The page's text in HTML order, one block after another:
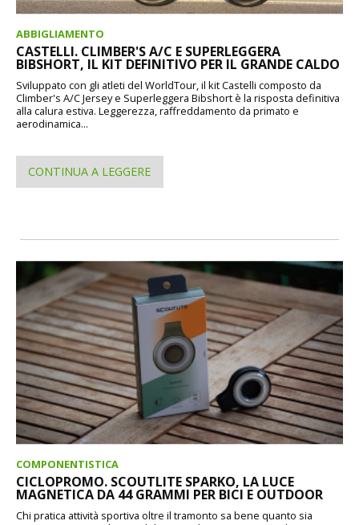
ABBIGLIAMENTO
CASTELLI. CLIMBER'S A/C E SUPERLEGGERA
BIBSHORT, IL KIT DEFINITIVO PER IL GRANDE CALDO
Sviluppato con gli atleti del WorldTour, il kit Castelli composto da
Climber's A/C Jersey e Superleggera Bibshort è la risposta definitiva
alla calura estiva. Leggerezza, raffreddamento da primato e
aerodinamica...
CONTINUA A LEGGERE
COMPONENTISTICA
CICLOPROMO. SCOUTLITE SPARKO, LA LUCE
MAGNETICA DA 44 GRAMMI PER BICI E OUTDOOR
Chi pratica attività sportiva oltre il tramonto sa bene quanto sia